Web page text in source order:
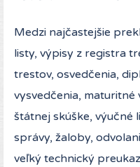
Medzi najčastejšie
listy, výpisy z registra
trestov, osvedčenia,
vysvedčenia, maturitné
štátnej skúške, výučné
správy, žaloby,
veľký technický